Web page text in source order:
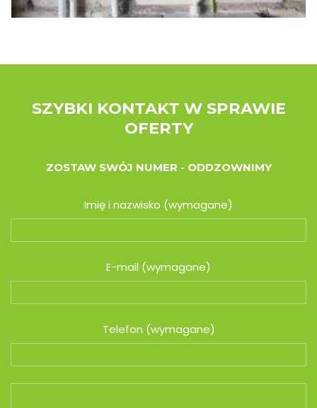
SZYBKI KONTAKT W SPRAWIE
OFERTY
ZOSTAW SWÓJ NUMER - ODDZOWNIMY
Imię i nazwisko (wymagane)
E-mail (wymagane)
Telefon (wymagane)